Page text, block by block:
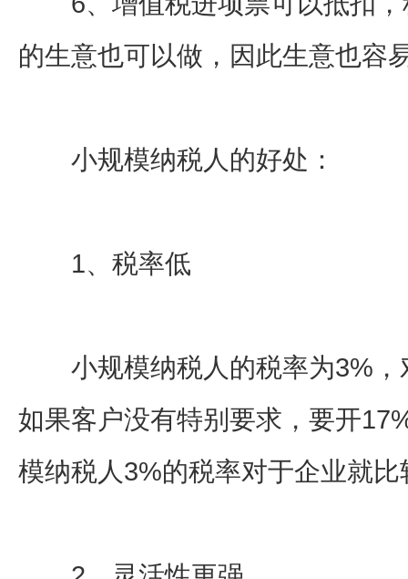
的生意也可以做，因此生意也容
小规模纳税人的好处：
1、税率低
小规模纳税人的税率为3%，
如果客户没有特别要求，要开
模纳税人3%的税率对于企业就